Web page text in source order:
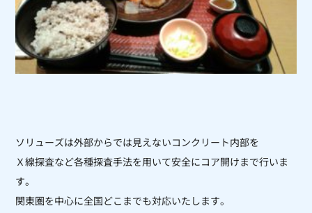
ソリューズは外部からでは見えないコンクリート内部を
Ｘ線探査など各種探査手法を用いて安全にコア開けまで行いま
す。
関東圏を中心に全国どこまでも対応いたします。